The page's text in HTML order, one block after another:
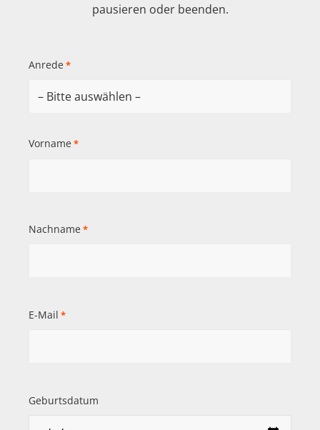
pausieren oder beenden.
Anrede *
Vorname *
Nachname *
E-Mail *
Geburtsdatum